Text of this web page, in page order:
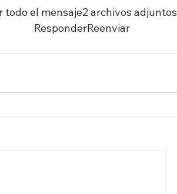
todo el mensaje2 archivos adjuntos
ResponderReenviar